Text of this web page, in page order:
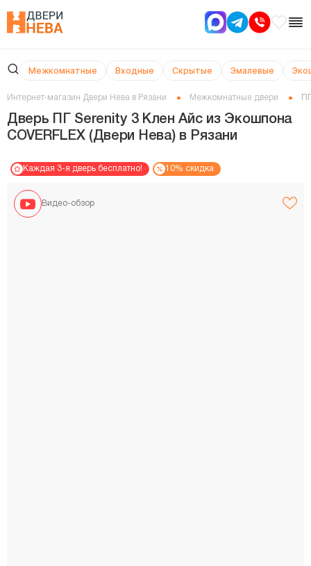
Межкомнатные Входные Скрытые Эмалевые
Интернет-магазин Двери Нева в Рязани Межкомнатные двери
Дверь ПГ Serenity 3 Клен Айс из Экошпона
COVERFLEX (Двери Нева) в Рязани
Каждая 3-я дверь бесплатно! 10% скидка
Видео-обзор